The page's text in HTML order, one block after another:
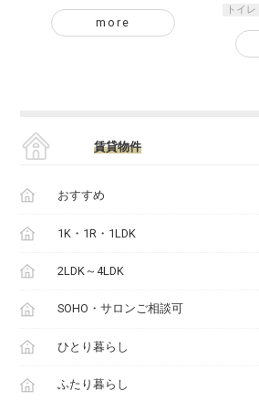
more
トイ
賃貸物件
おすすめ
1K・1R・1LDK
2LDK～4LDK
SOHO・サロンご相談可
ひとり暮らし
ふたり暮らし